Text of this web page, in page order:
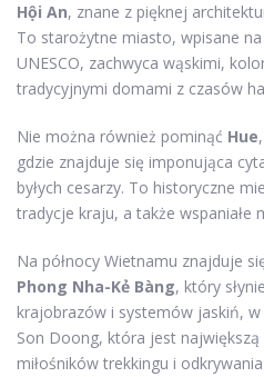
Hội An, znane z pięknej
To starożytne miasto, wpisane
UNESCO, zachwyca wąskimi,
tradycyjnymi domami z czasów
Nie można również pominąć Hue
gdzie znajduje się imponująca
byłych cesarzy. To historyczne
tradycje kraju, a także
Na północy Wietnamu znajduje
Phong Nha-Kẻ Bàng, który
krajobrazów i systemów jaskiń,
Son Doong, która jest
miłośników trekkingu i